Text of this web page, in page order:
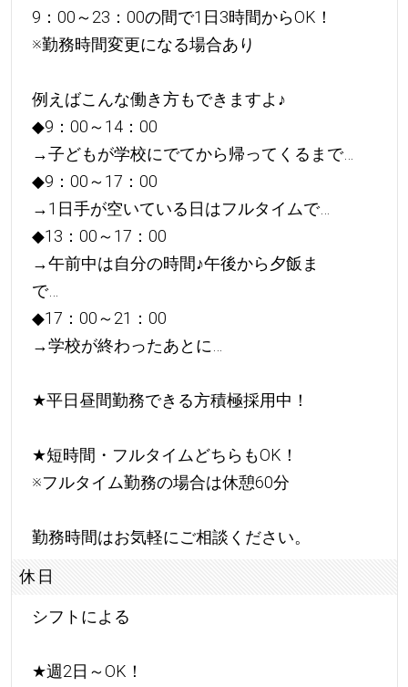
9：00～23：00の間で1日3時間からOK！
※勤務時間変更になる場合あり
例えばこんな働き方もできますよ ♪
◆9：00～14：00
→子どもが学校にでてから帰ってくるまで…
◆9：00～17：00
→1日手が空いている日はフルタイムで…
◆13：00～17：00
→午前中は自分の時間♪午後から夕飯ま
で…
◆17：00～21：00
→学校が終わったあとに…
★平日昼間勤務できる方積極採用中！
★短時間・フルタイムどちらもOK！
※フルタイム勤務の場合は休憩60分
勤務時間はお気軽にご相談ください。
休日
シフトによる
★週2日～OK！